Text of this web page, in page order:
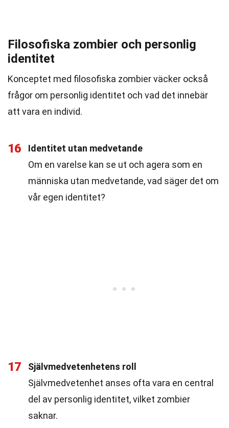
Filosofiska zombier och personlig
identitet
Konceptet med filosofiska zombier väcker också
frågor om personlig identitet och vad det innebär
att vara en individ.
16
Identitet utan medvetande
Om en varelse kan se ut och agera som en
människa utan medvetande, vad säger det om
vår egen identitet?
17
Självmedvetenhetens roll
Självmedvetenhet anses ofta vara en central
del av personlig identitet, vilket zombier
saknar.